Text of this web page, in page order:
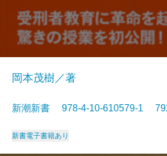
岡本茂樹／著
新潮新書 978-4-10-610579-1
新書電子書籍あり